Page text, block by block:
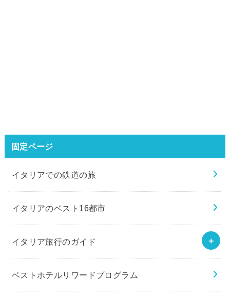
固定ページ
イタリアでの鉄道の旅
イタリアのベスト16都市
イタリア旅行のガイド
ベストホテルリワードプログラム